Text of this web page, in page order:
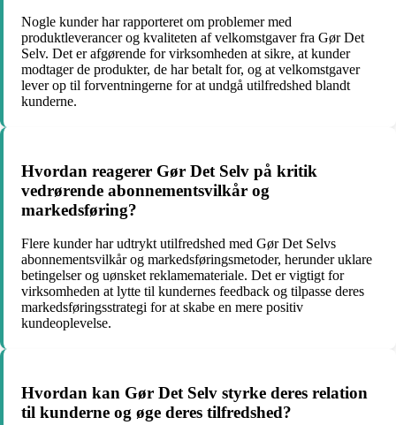
Nogle kunder har rapporteret om problemer med
produktleverancer og kvaliteten af velkomstgaver fra Gør Det
Selv. Det er afgørende for virksomheden at sikre, at kunder
modtager de produkter, de har betalt for, og at velkomstgaver
lever op til forventningerne for at undgå utilfredshed blandt
kunderne.
Hvordan reagerer Gør Det Selv på kritik
vedrørende abonnementsvilkår og
markedsføring?
Flere kunder har udtrykt utilfredshed med Gør Det Selvs
abonnementsvilkår og markedsføringsmetoder, herunder uklare
betingelser og uønsket reklamemateriale. Det er vigtigt for
virksomheden at lytte til kundernes feedback og tilpasse deres
markedsføringsstrategi for at skabe en mere positiv
kundeoplevelse.
Hvordan kan Gør Det Selv styrke deres relation
til kunderne og øge deres tilfredshed?